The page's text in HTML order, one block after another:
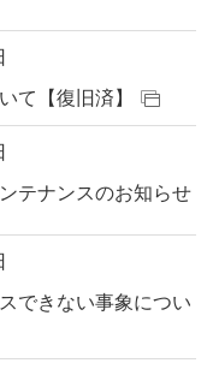
て【復旧済】
テナンスのお知らせ
できない事象につい